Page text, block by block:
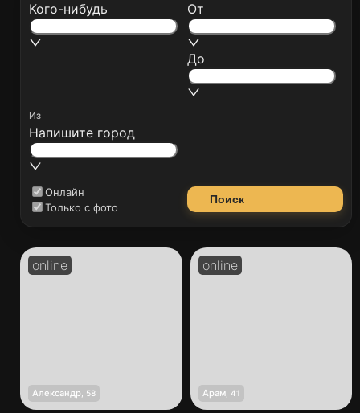
Кого-нибудь
Из
Напишите город
От
До
Онлайн
Только с фото
Поиск
Александр 58 Арам, 41